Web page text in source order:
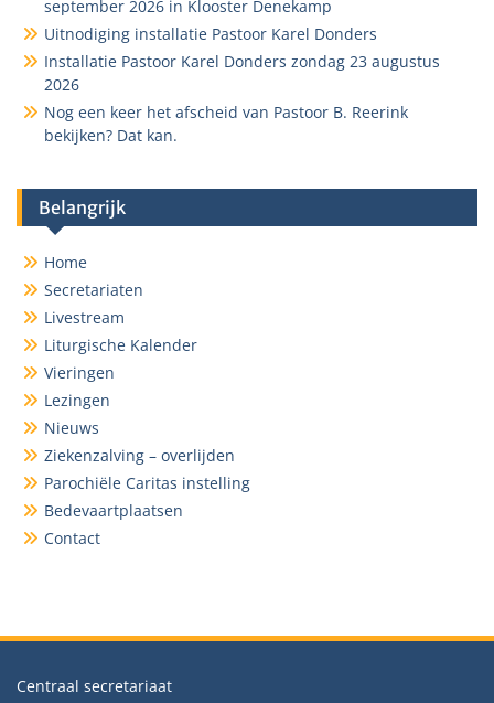
september 2026 in Klooster Denekamp
Uitnodiging installatie Pastoor Karel Donders
Installatie Pastoor Karel Donders zondag 23 augustus
2026
Nog een keer het afscheid van Pastoor B. Reerink
bekijken? Dat kan.
Belangrijk
Home
Secretariaten
Livestream
Liturgische Kalender
Vieringen
Lezingen
Nieuws
Ziekenzalving – overlijden
Parochiële Caritas instelling
Bedevaartplaatsen
Contact
Centraal secretariaat